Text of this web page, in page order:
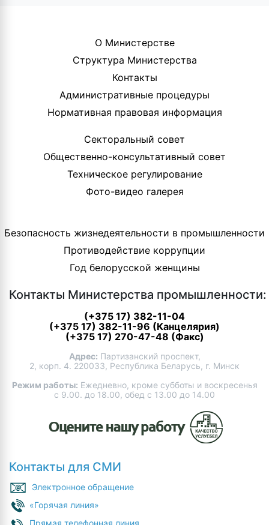
О Министерстве
Структура Министерства
Контакты
Административные процедуры
Нормативная правовая информация
Секторальный совет
Общественно-консультативный совет
Техническое регулирование
Фото-видео галерея
Безопасность жизнедеятельности в промышленности
Противодействие коррупции
Год белорусской женщины
Контакты Министерства промышленности:
(+375 17) 382-11-04
(+375 17) 382-11-96 (Канцелярия)
(+375 17) 270-47-48 (Факс)
Адрес: Партизанский проспект,
2, корп. 4. 220033, Республика Беларусь, г. Минск
Режим работы: Ежедневно, кроме субботы и воскресенья
с 9.00. до 18.00, обед с 13.00 до 14.00
Контакты для СМИ
Электронное обращение
«Горячая линия»
Прямая телефонная линия